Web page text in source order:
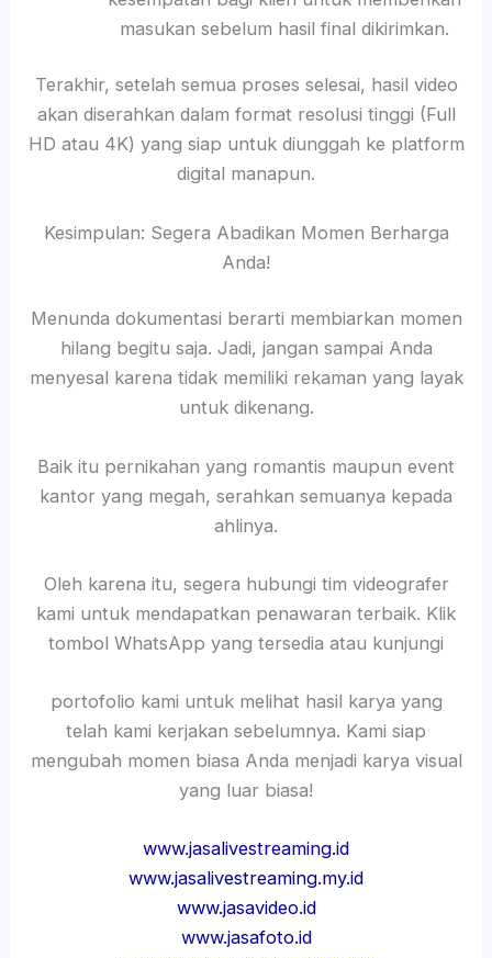
masukan sebelum hasil final dikirimkan.
Terakhir, setelah semua proses selesai, hasil video
akan diserahkan dalam format resolusi tinggi (Full
HD atau 4K) yang siap untuk diunggah ke platform
digital manapun.
Kesimpulan: Segera Abadikan Momen Berharga
Anda!
Menunda dokumentasi berarti membiarkan momen
hilang begitu saja. Jadi, jangan sampai Anda
menyesal karena tidak memiliki rekaman yang layak
untuk dikenang.
Baik itu pernikahan yang romantis maupun event
kantor yang megah, serahkan semuanya kepada
ahlinya.
Oleh karena itu, segera hubungi tim videografer
kami untuk mendapatkan penawaran terbaik. Klik
tombol WhatsApp yang tersedia atau kunjungi
portofolio kami untuk melihat hasil karya yang
telah kami kerjakan sebelumnya. Kami siap
mengubah momen biasa Anda menjadi karya visual
yang luar biasa!
www.jasalivestreaming.id
www.jasalivestreaming.my.id
www.jasavideo.id
www.jasafoto.id